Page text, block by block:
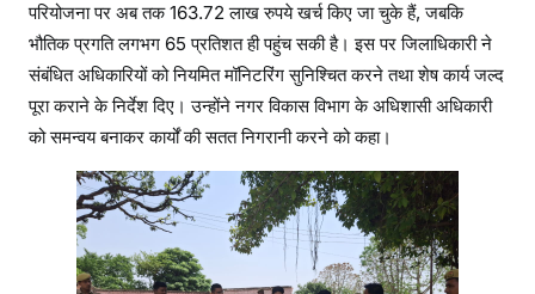
परियोजना पर अब तक 163.72 लाख रुपये खर्च किए जा चुके हैं, जबकि
भौतिक प्रगति लगभग 65 प्रतिशत ही पहुंच सकी है। इस पर जिलाधिकारी ने
संबंधित अधिकारियों को नियमित मॉनिटरिंग सुनिश्चित करने तथा शेष कार्य जल्द
पूरा कराने के निर्देश दिए। उन्होंने नगर विकास विभाग के अधिशासी अधिकारी
को समन्वय बनाकर कार्यों की सतत निगरानी करने को कहा।